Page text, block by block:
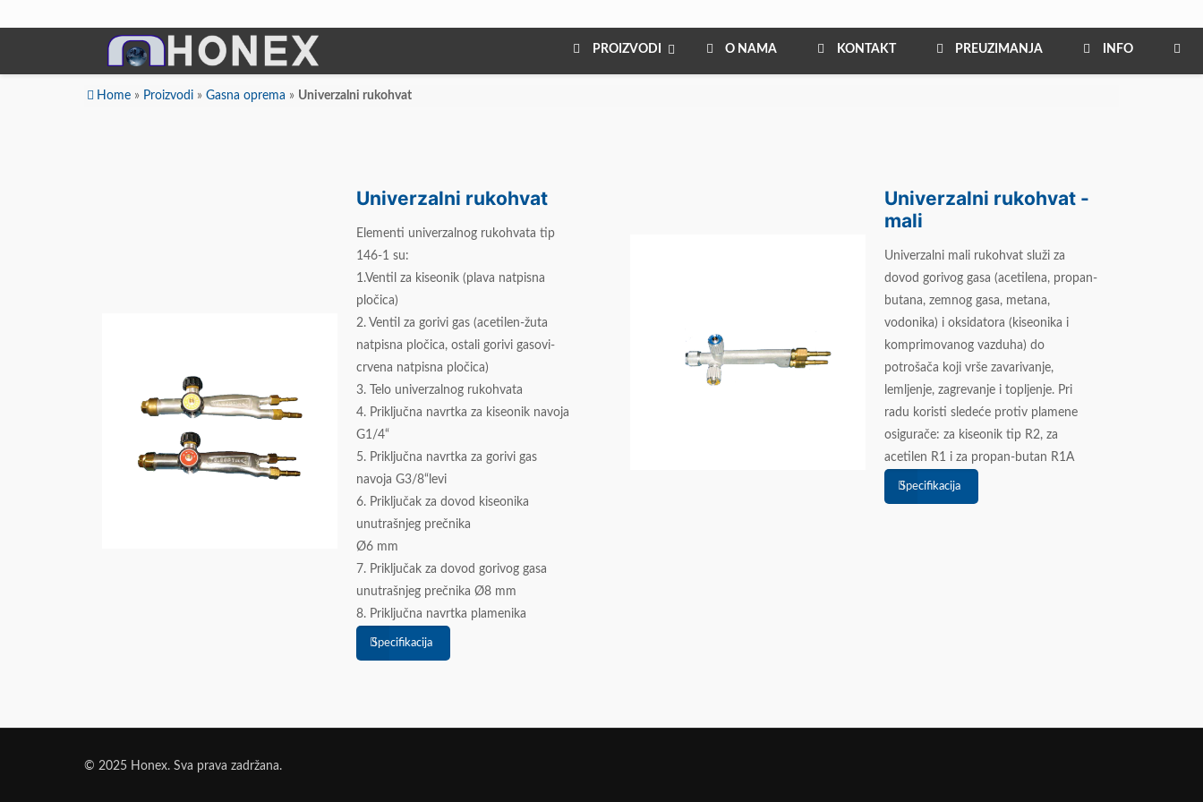
PROIZVODI
Dodatni Materijali
Brusni kolutovi na dršci
Gorionici za zavarivanje
O NAMA KONTAKT PREUZIMANJA INFO
Home » Proizvodi » Gasna oprema » Univerzalni rukohvat
Univerzalni rukohvat
Elementi univerzalnog rukohvata tip
146-1 su:
1.Ventil za kiseonik (plava natpisna
pločica)
2. Ventil za gorivi gas (acetilen-žuta
natpisna pločica, ostali gorivi gasovi-
crvena natpisna pločica)
3. Telo univerzalnog rukohvata
4. Priključna navrtka za kiseonik navoja
G1/4“
5. Priključna navrtka za gorivi gas
navoja G3/8“levi
6. Priključak za dovod kiseonika
unutrašnjeg prečnika
Ø6 mm
7. Priključak za dovod gorivog gasa
unutrašnjeg prečnika Ø8 mm
8. Priključna navrtka plamenika
Specifikacija
Univerzalni rukohvat -
mali
Univerzalni mali rukohvat služi za
dovod gorivog gasa (acetilena, propan-
butana, zemnog gasa, metana,
vodonika) i oksidatora (kiseonika i
komprimovanog vazduha) do
potrošača koji vrše zavarivanje,
lemljenje, zagrevanje i topljenje. Pri
radu koristi sledeće protiv plamene
osigurače: za kiseonik tip R2, za
acetilen R1 i za propan-butan R1A
Specifikacija
© 2025 Honex. Sva prava zadržana.